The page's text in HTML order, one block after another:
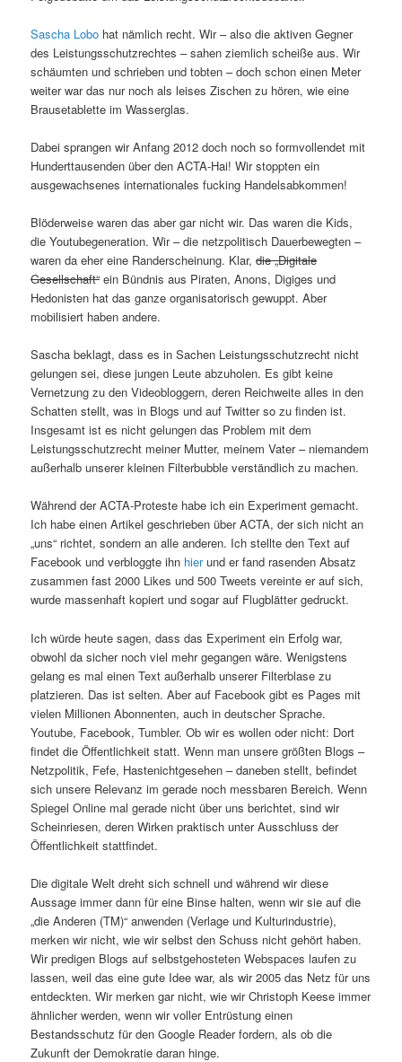
Sascha Lobo hat nämlich recht. Wir – also die aktiven Gegner
des Leistungsschutzrechtes – sahen ziemlich scheiße aus. Wir
schäumten und schrieben und tobten – doch schon einen Meter
weiter war das nur noch als leises Zischen zu hören, wie eine
Brausetablette im Wasserglas.
Dabei sprangen wir Anfang 2012 doch noch so formvollendet mit
Hunderttausenden über den ACTA-Hai! Wir stoppten ein
ausgewachsenes internationales fucking Handelsabkommen!
Blöderweise waren das aber gar nicht wir. Das waren die Kids,
die Youtubegeneration. Wir – die netzpolitisch Dauerbewegten –
waren da eher eine Randerscheinung. Klar,die „Digitale
Gesellschaft“ ein Bündnis aus Piraten, Anons, Digiges und
Hedonisten hat das ganze organisatorisch gewuppt. Aber
mobilisiert haben andere.
Sascha beklagt, dass es in Sachen Leistungsschutzrecht nicht
gelungen sei, diese jungen Leute abzuholen. Es gibt keine
Vernetzung zu den Videobloggern, deren Reichweite alles in den
Schatten stellt, was in Blogs und auf Twitter so zu finden ist.
Insgesamt ist es nicht gelungen das Problem mit dem
Leistungsschutzrecht meiner Mutter, meinem Vater – niemandem
außerhalb unserer kleinen Filterbubble verständlich zu machen.
Während der ACTA-Proteste habe ich ein Experiment gemacht.
Ich habe einen Artikel geschrieben über ACTA, der sich nicht an
„uns“ richtet, sondern an alle anderen. Ich stellte den Text auf
Facebook und verbloggte ihn hierund er fand rasenden Absatz
zusammen fast 2000 Likes und 500 Tweets vereinte er auf sich,
wurde massenhaft kopiert und sogar auf Flugblätter gedruckt.
Ich würde heute sagen, dass das Experiment ein Erfolg war,
obwohl da sicher noch viel mehr gegangen wäre. Wenigstens
gelang es mal einen Text außerhalb unserer Filterblase zu
platzieren. Das ist selten. Aber auf Facebook gibt es Pages mit
vielen Millionen Abonnenten, auch in deutscher Sprache.
Youtube, Facebook, Tumbler. Ob wir es wollen oder nicht: Dort
findet die Öffentlichkeit statt. Wenn man unsere größten Blogs –
Netzpolitik, Fefe, Hastenichtgesehen – daneben stellt, befindet
sich unsere Relevanz im gerade noch messbaren Bereich. Wenn
Spiegel Online mal gerade nicht über uns berichtet, sind wir
Scheinriesen, deren Wirken praktisch unter Ausschluss der
Öffentlichkeit stattfindet.
Die digitale Welt dreht sich schnell und während wir diese
Aussage immer dann für eine Binse halten, wenn wir sie auf die
„die Anderen (TM)“ anwenden (Verlage und Kulturindustrie),
merken wir nicht, wie wir selbst den Schuss nicht gehört haben.
Wir predigen Blogs auf selbstgehosteten Webspaces laufen zu
lassen, weil das eine gute Idee war, als wir 2005 das Netz für uns
entdeckten. Wir merken gar nicht, wie wir Christoph Keese immer
ähnlicher werden, wenn wir voller Entrüstung einen
Bestandsschutz für den Google Reader fordern, als ob die
Zukunft der Demokratie daran hinge.